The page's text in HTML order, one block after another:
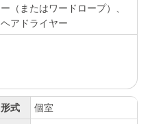
ー（またはワードロープ）、
ヘアドライヤー
形式 個室